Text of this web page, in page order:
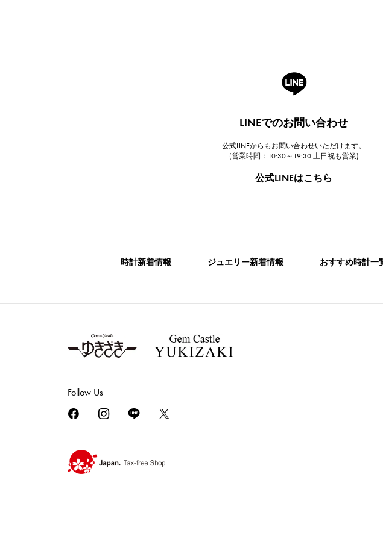
LINEでのお問い合わせ
公式LINEからもお問い合わせいただけます。
(営業時間：10:30～19:30 土日祝も営業)
公式LINEはこちら
時計新着情報 ジュエリー新着情報 おすすめ時計一
Follow Us